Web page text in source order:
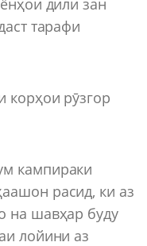
дили зан
тарафи
корҳои рӯзгор
кампираки
расид, ки аз
на шавҳар буду
лойини аз